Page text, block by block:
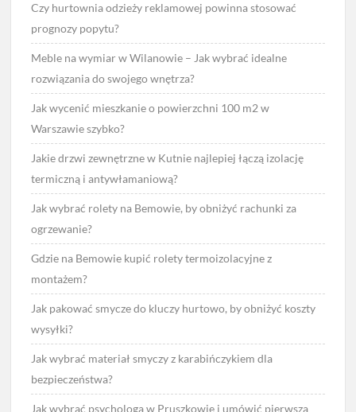
Czy hurtownia odzieży reklamowej powinna stosować
prognozy popytu?
Meble na wymiar w Wilanowie – Jak wybrać idealne
rozwiązania do swojego wnętrza?
Jak wycenić mieszkanie o powierzchni 100 m2 w
Warszawie szybko?
Jakie drzwi zewnętrzne w Kutnie najlepiej łączą izolację
termiczną i antywłamaniową?
Jak wybrać rolety na Bemowie, by obniżyć rachunki za
ogrzewanie?
Gdzie na Bemowie kupić rolety termoizolacyjne z
montażem?
Jak pakować smycze do kluczy hurtowo, by obniżyć koszty
wysyłki?
Jak wybrać materiał smyczy z karabińczykiem dla
bezpieczeństwa?
Jak wybrać psychologa w Pruszkowie i umówić pierwszą